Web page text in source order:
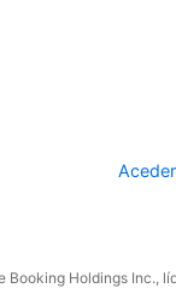
Booking Holdings Inc.,